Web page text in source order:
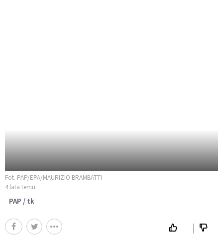
Fot. PAP/EPA/MAURIZIO BRAMBATTI
4 lata temu
PAP / tk